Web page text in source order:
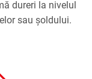
dureri la nivelul
sau șoldului.